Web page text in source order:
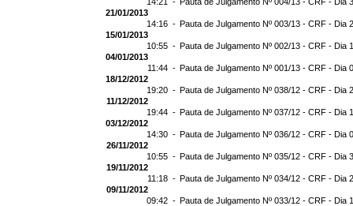
21/01/2013
14:16 - Pauta de Julgamento Nº 003/13 - CRF - Dia
15/01/2013
10:55 - Pauta de Julgamento Nº 002/13 - CRF - Dia
04/01/2013
11:44 - Pauta de Julgamento Nº 001/13 - CRF - Dia
18/12/2012
19:20 - Pauta de Julgamento Nº 038/12 - CRF - Dia
11/12/2012
19:44 - Pauta de Julgamento Nº 037/12 - CRF - Dia
03/12/2012
14:30 - Pauta de Julgamento Nº 036/12 - CRF - Dia
26/11/2012
10:55 - Pauta de Julgamento Nº 035/12 - CRF - Dia
19/11/2012
11:18 - Pauta de Julgamento Nº 034/12 - CRF - Dia
09/11/2012
09:42 - Pauta de Julgamento Nº 033/12 - CRF - Dia